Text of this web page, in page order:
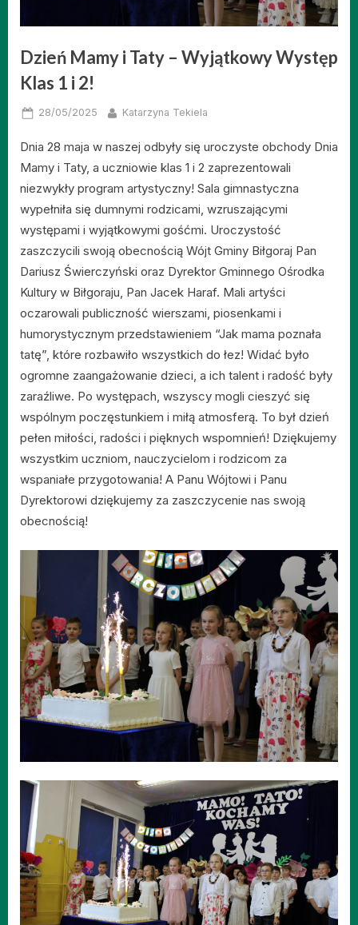
Dzień Mamy i Taty – Wyjątkowy Występ
Klas 1 i 2!
Posted
28/05/2025 By
Katarzyna Tekiela
Dnia 28 maja w naszej odbyły się uroczyste obchody Dnia
Mamy i Taty, a uczniowie klas 1 i 2 zaprezentowali
niezwykły program artystyczny! Sala gimnastyczna
wypełniła się dumnymi rodzicami, wzruszającymi
występami i wyjątkowymi gośćmi. Uroczystość
zaszczycili swoją obecnością Wójt Gminy Biłgoraj Pan
Dariusz Świerczyński oraz Dyrektor Gminnego Ośrodka
Kultury w Biłgoraju, Pan Jacek Haraf. Mali artyści
oczarowali publiczność wierszami, piosenkami i
humorystycznym przedstawieniem “Jak mama poznała
tatę”, które rozbawiło wszystkich do łez! Widać było
ogromne zaangażowanie dzieci, a ich talent i radość były
zaraźliwe. Po występach, wszyscy mogli cieszyć się
wspólnym poczęstunkiem i miłą atmosferą. To był dzień
pełen miłości, radości i pięknych wspomnień! Dziękujemy
wszystkim uczniom, nauczycielom i rodzicom za
wspaniałe przygotowania! A Panu Wójtowi i Panu
Dyrektorowi dziękujemy za zaszczycenie nas swoją
obecnością!